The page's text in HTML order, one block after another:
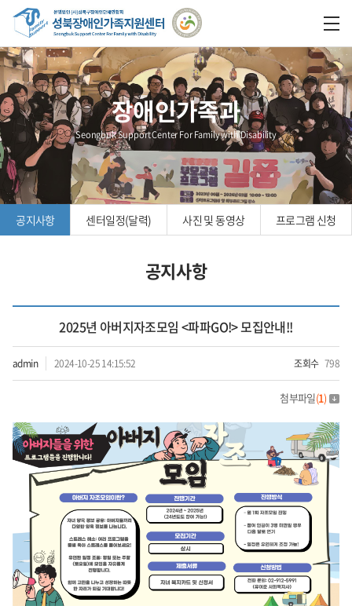
장애인가족과
Seongbuk Support Center For Family with Disability
공지사항 센터일정(달력) 사진 및 동영상 프로그램 신청
공지사항
2025년 아버지자조모임 <파파GO!> 모집안내!!
admin 2024-10-25 14:15:52 조회수 798
첨부파일(1)